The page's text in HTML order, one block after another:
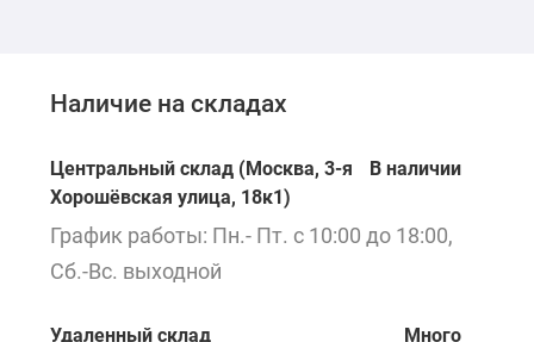
Наличие на складах
Центральный склад (Москва, 3-я
Хорошёвская улица, 18к1)
В наличии
График работы: Пн.- Пт. с 10:00 до 18:00,
Сб.-Вс. выходной
Удаленный склад Много